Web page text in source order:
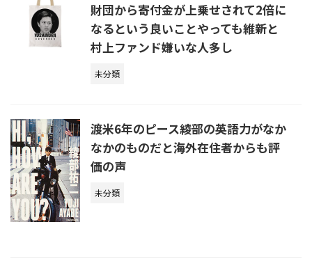
財団から寄付金が上乗せされて2倍に
なるという良いことやっても維新と
村上ファンド嫌いな人多し
未分類
渡米6年のピース綾部の英語力がなか
なかのものだと海外在住者からも評
価の声
未分類